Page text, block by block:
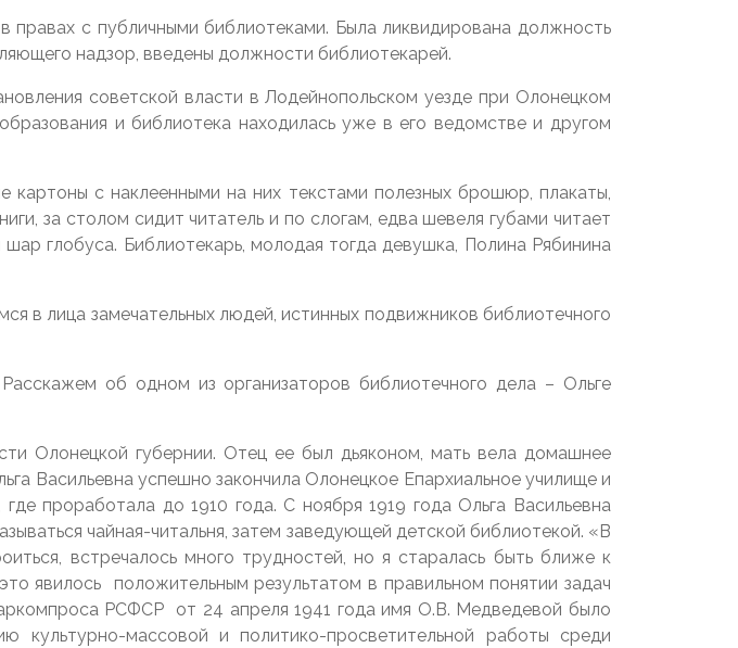
правах с публичными библиотеками. Была ликвидирована должность
надзор, введены должности библиотекарей.
советской власти в Лодейнопольском уезде при Олонецком
и библиотека находилась уже в его ведомстве и другом
с наклеенными на них текстами полезных брошюр, плакаты,
за столом сидит читатель и по слогам, едва шевеля губами читает
глобуса. Библиотекарь, молодая тогда девушка, Полина Рябинина
в лица замечательных людей, истинных подвижников библиотечного
об одном из организаторов библиотечного дела – Ольге
Олонецкой губернии. Отец ее был дьяконом, мать вела домашнее
Васильевна успешно закончила Олонецкое Епархиальное училище и
проработала до 1910 года. С ноября 1919 года Ольга Васильевна
чайная-читальня, затем заведующей детской библиотекой. «В
встречалось много трудностей, но я старалась быть ближе к
явилось положительным результатом в правильном понятии задач
РСФСР от 24 апреля 1941 года имя О.В. Медведевой было
массовой и политико-просветительной работы среди